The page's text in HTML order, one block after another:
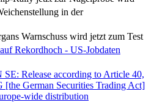
in der
Warnschuss wird jetzt zum Test
Rekordhoch - US-Jobdaten
Release according to Article 40,
[the German Securities Trading Act]
wide distribution